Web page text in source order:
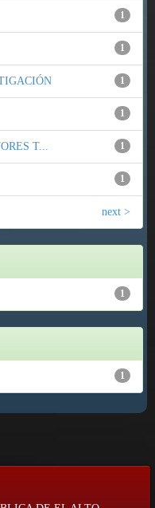
1
1
1
1
1
T...
1
next >
1
1